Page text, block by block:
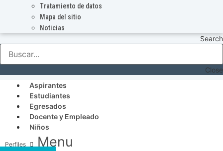
Tratamiento de datos
Mapa del sitio
Noticias
Search
Close
Aspirantes
Estudiantes
Egresados
Docente y Empleado
Niños
Menu